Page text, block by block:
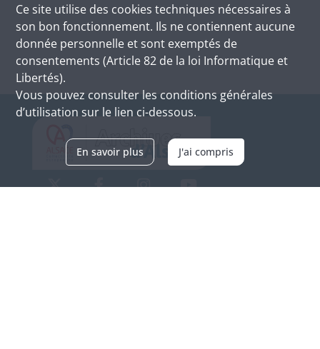
Ce site utilise des cookies techniques nécessaires à
son bon fonctionnement. Ils ne contiennent aucune
donnée personnelle et sont exemptés de
consentements (Article 82 de la loi Informatique et
Libertés).
Vous pouvez consulter les conditions générales
d’utilisation sur le lien ci-dessous.
En savoir plus J'ai compris